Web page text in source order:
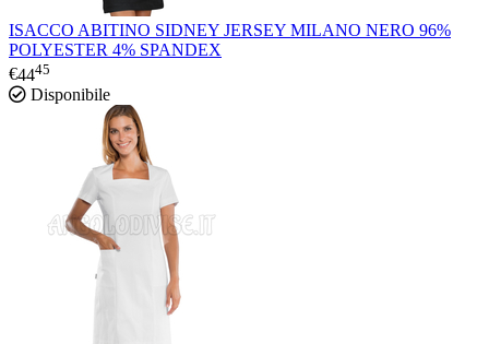
ISACCO ABITINO SIDNEY JERSEY MILANO NERO 96%
POLYESTER 4% SPANDEX
€4445
Disponibile